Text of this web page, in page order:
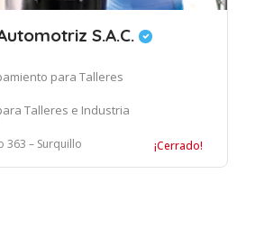
S.A.C.
para Talleres
Talleres e Industria
363 – Surquillo ¡Cerrado!